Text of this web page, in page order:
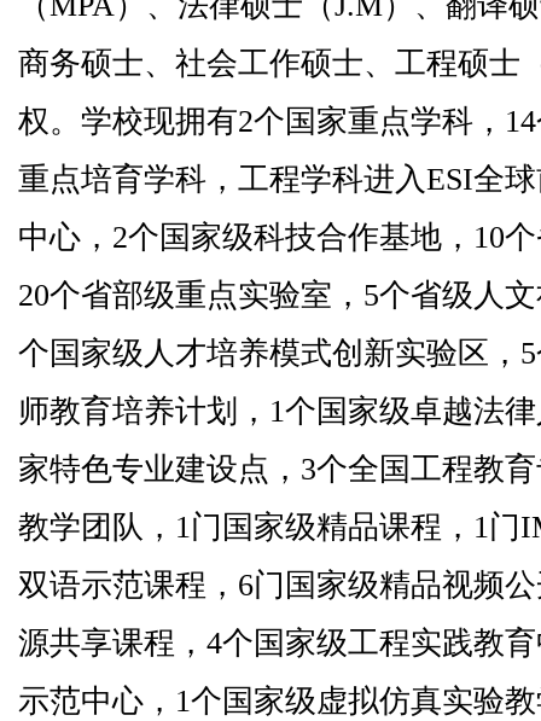
商务硕士、社会工作硕士、工程硕士
权。学校现拥有2个国家重点学科， 14
重点培育学科，工程学科进入ESI全
中心， 2个国家级科技合作基地， 10
20个省部级重点实验室， 5个省级人
个国家级人才培养模式创新实验区， 5
师教育培养计划， 1个国家级卓越法
家特色专业建设点， 3个全国工程教
教学团队， 1门国家级精品课程， 1门
双语示范课程， 6门国家级精品视频
源共享课程， 4个国家级工程实践教
示范中心， 1个国家级虚拟仿真实验